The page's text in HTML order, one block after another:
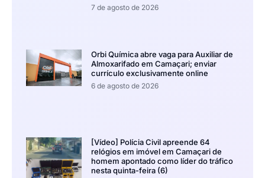
7 de agosto de 2026
Orbi Química abre vaga para Auxiliar de
Almoxarifado em Camaçari; enviar
currículo exclusivamente online
6 de agosto de 2026
[Vídeo] Polícia Civil apreende 64
relógios em imóvel em Camaçari de
homem apontado como líder do tráfico
nesta quinta-feira (6)